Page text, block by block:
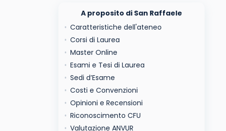
A proposito di San Raffaele
Caratteristiche dell'ateneo
Corsi di Laurea
Master Online
Esami e Tesi di Laurea
Sedi d’Esame
Costi e Convenzioni
Opinioni e Recensioni
Riconoscimento CFU
Valutazione ANVUR